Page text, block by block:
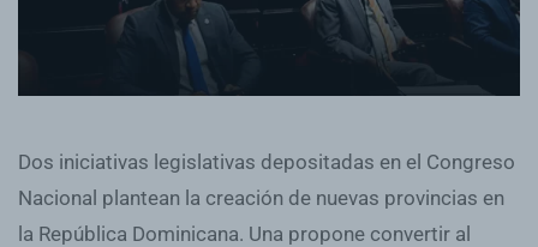
Dos iniciativas legislativas depositadas en el Congreso
Nacional plantean la creación de nuevas provincias en
la República Dominicana. Una propone convertir al